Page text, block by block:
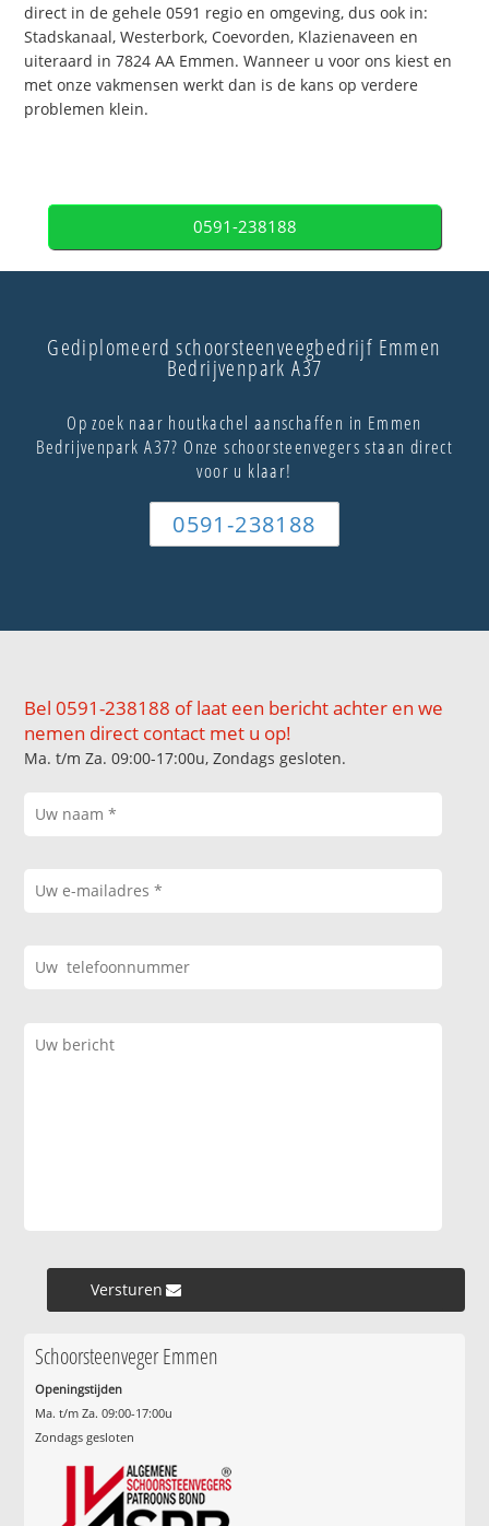
direct in de gehele 0591 regio en omgeving, dus ook in:
Stadskanaal, Westerbork, Coevorden, Klazienaveen en
uiteraard in 7824 AA Emmen. Wanneer u voor ons kiest en
met onze vakmensen werkt dan is de kans op verdere
problemen klein.
0591-238188
Gediplomeerd schoorsteenveegbedrijf Emmen
Bedrijvenpark A37
Op zoek naar houtkachel aanschaffen in Emmen
Bedrijvenpark A37? Onze schoorsteenvegers staan direct
voor u klaar!
0591-238188
Bel 0591-238188 of laat een bericht achter en we
nemen direct contact met u op!
Ma. t/m Za. 09:00-17:00u, Zondags gesloten.
Versturen »
Schoorsteenveger Emmen
Openingstijden
Ma. t/m Za. 09:00-17:00u
Zondags gesloten